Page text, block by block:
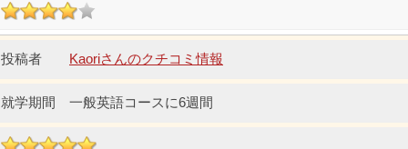
Kaoriさんのクチコミ情報
一般英語コースに6週間